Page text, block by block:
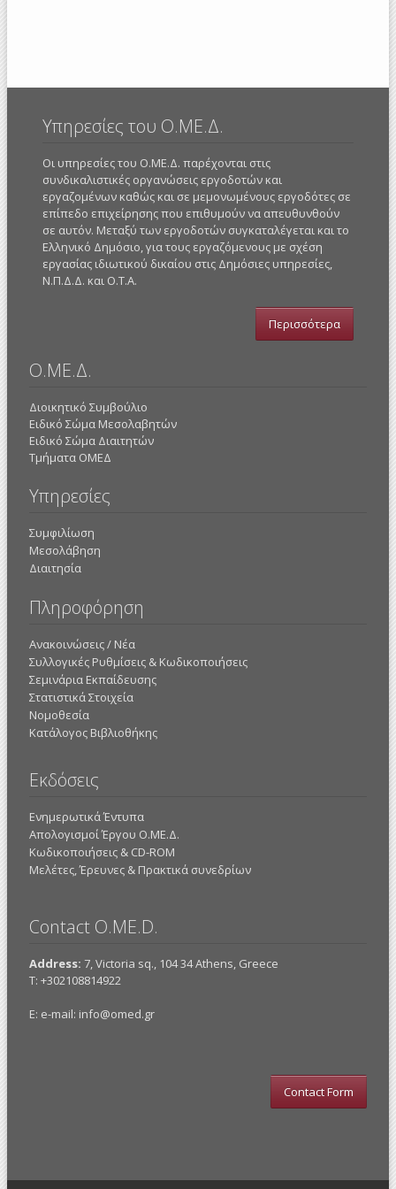
Υπηρεσίες του Ο.ΜΕ.Δ.
Οι υπηρεσίες του Ο.ΜΕ.Δ. παρέχονται στις
συνδικαλιστικές οργανώσεις εργοδοτών και
εργαζομένων καθώς και σε μεμονωμένους εργοδότες σε
επίπεδο επιχείρησης που επιθυμούν να απευθυνθούν
σε αυτόν. Μεταξύ των εργοδοτών συγκαταλέγεται και το
Ελληνικό Δημόσιο, για τους εργαζόμενους με σχέση
εργασίας ιδιωτικού δικαίου στις Δημόσιες υπηρεσίες,
Ν.Π.Δ.Δ. και Ο.Τ.Α.
Περισσότερα
Ο.ΜΕ.Δ.
Διοικητικό Συμβούλιο
Ειδικό Σώμα Μεσολαβητών
Ειδικό Σώμα Διαιτητών
Τμήματα ΟΜΕΔ
Υπηρεσίες
Συμφιλίωση
Μεσολάβηση
Διαιτησία
Πληροφόρηση
Ανακοινώσεις / Νέα
Συλλογικές Ρυθμίσεις & Κωδικοποιήσεις
Σεμινάρια Εκπαίδευσης
Στατιστικά Στοιχεία
Νομοθεσία
Κατάλογος Βιβλιοθήκης
Εκδόσεις
Ενημερωτικά Έντυπα
Απολογισμοί Έργου Ο.ΜΕ.Δ.
Κωδικοποιήσεις & CD-ROM
Mελέτες, Έρευνες & Πρακτικά συνεδρίων
Contact O.ME.D.
Address: 7, Victoria sq., 104 34 Athens, Greece
Τ: +302108814922
E: e-mail: info@omed.gr
Contact Form